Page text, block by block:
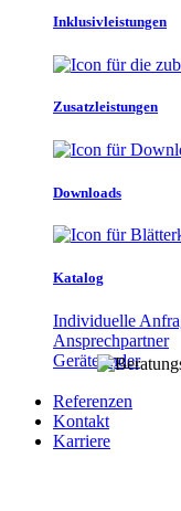
Inklusivleistungen
Zusatzleistungen
Downloads
Katalog
Individuelle
Ansprechpartner
Gerätefinder
Referenzen
Kontakt
Karriere